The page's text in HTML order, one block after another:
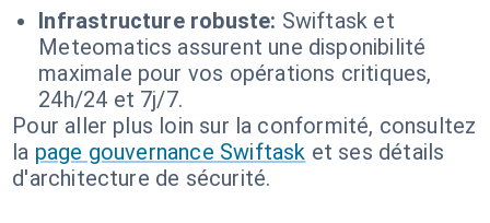
Infrastructure robuste: Swiftask et
Meteomatics assurent une disponibilité
maximale pour vos opérations critiques,
24h/24 et 7j/7.
Pour aller plus loin sur la conformité, consultez
la page gouvernance Swiftask et ses détails
d'architecture de sécurité.